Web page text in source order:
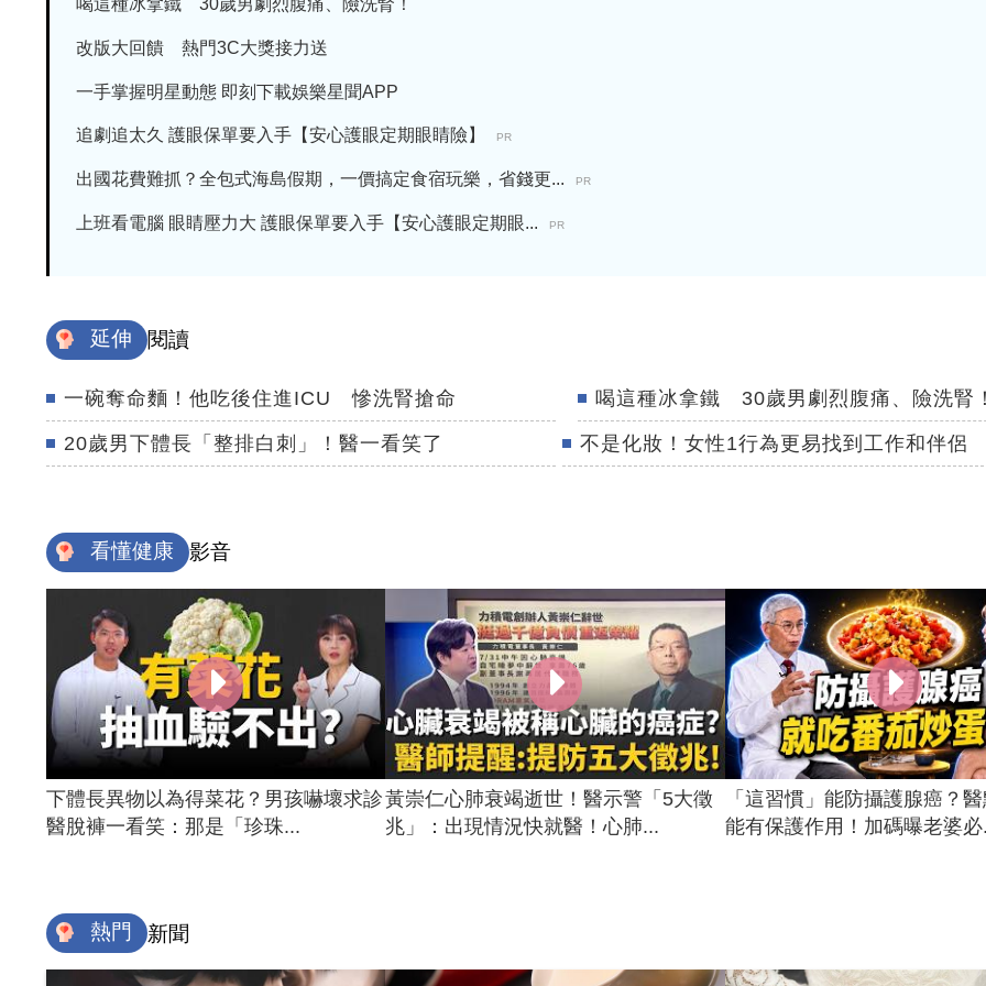
喝這種冰拿鐵 30歲男劇烈腹痛、險洗腎！
改版大回饋 熱門3C大獎接力送
一手掌握明星動態 即刻下載娛樂星聞APP
追劇追太久 護眼保單要入手【安心護眼定期眼睛險】 PR
出國花費難抓？全包式海島假期，一價搞定食宿玩樂，省錢更... PR
上班看電腦 眼睛壓力大 護眼保單要入手【安心護眼定期眼... PR
延伸 閱讀
一碗奪命麵！他吃後住進ICU 慘洗腎搶命 喝這種冰拿鐵 30歲男劇烈腹痛、險洗腎
20歲男下體長「整排白刺」！醫一看笑了 不是化妝！女性1行為更易找到工作和伴侶
看懂健康 影音
下體長異物以為得菜花？男孩嚇壞求診
醫脫褲一看笑：那是「珍珠...
黃崇仁心肺衰竭逝世！醫示警「5大徵
兆」：出現情況快就醫！心肺...
「這習慣」能防攝護腺癌？
能有保護作用！加碼曝老婆
熱門 新聞